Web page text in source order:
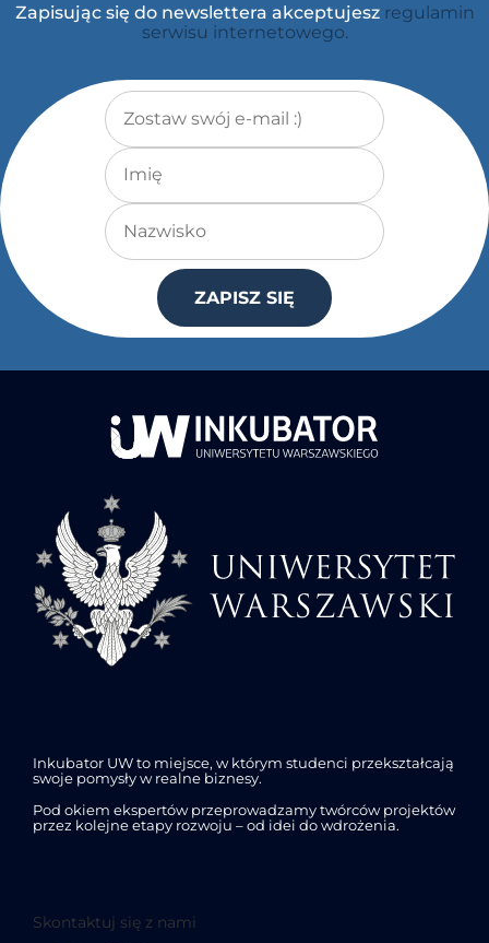
Zapisując się do newslettera akceptujesz regulamin
serwisu internetowego.
Adres e-mail*
Imię
Nazwisko
ZAPISZ SIĘ
Inkubator UW to miejsce, w którym studenci przekształcają
swoje pomysły w realne biznesy.
Pod okiem ekspertów przeprowadzamy twórców projektów
przez kolejne etapy rozwoju – od idei do wdrożenia.
Skontaktuj się z nami